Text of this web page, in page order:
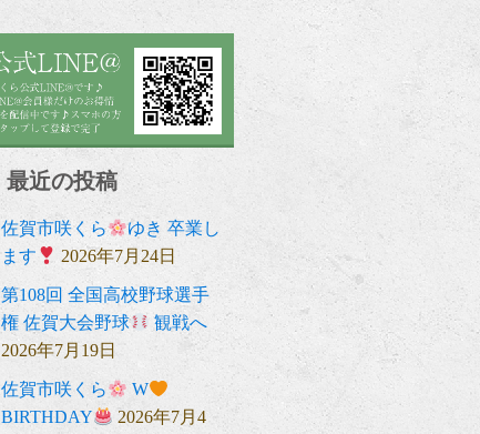
最近の投稿
佐賀市咲くら
ゆき 卒業し
ます
2026年7月24日
第108回 全国高校野球選手
権 佐賀大会野球
観戦へ
2026年7月19日
佐賀市咲くら
W
BIRTHDAY
2026年7月4